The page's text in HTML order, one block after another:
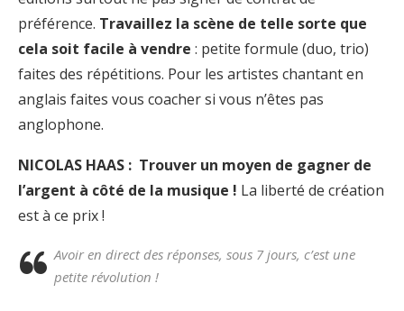
préférence. Travaillez la scène de telle sorte que
cela soit facile à vendre : petite formule (duo, trio)
faites des répétitions. Pour les artistes chantant en
anglais faites vous coacher si vous n’êtes pas
anglophone.
NICOLAS HAAS : Trouver un moyen de gagner de
l’argent à côté de la musique ! La liberté de création
est à ce prix !
Avoir en direct des réponses, sous 7 jours, c’est une
petite révolution !